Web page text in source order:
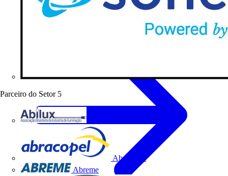
Parceiro do Setor 5
Abracopel
Abreme